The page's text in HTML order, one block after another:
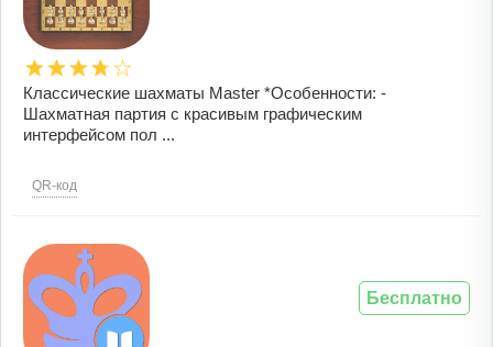
Классические шахматы Master *Особенности: -
Шахматная партия с красивым графическим
интерфейсом пол ...
QR-код
Бесплатно